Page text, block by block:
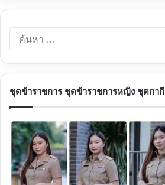
ชุดข้าราชการ ชุดข้าราชการหญิง ชุดกากี